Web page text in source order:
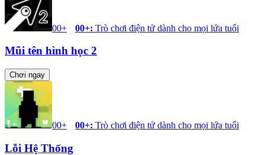
00+ 00+: Trò chơi điện tử dành cho mọi lứa tuổi
Mũi tên hình học 2
Chơi ngay
00+ 00+: Trò chơi điện tử dành cho mọi lứa tuổi
Lỗi Hệ Thống